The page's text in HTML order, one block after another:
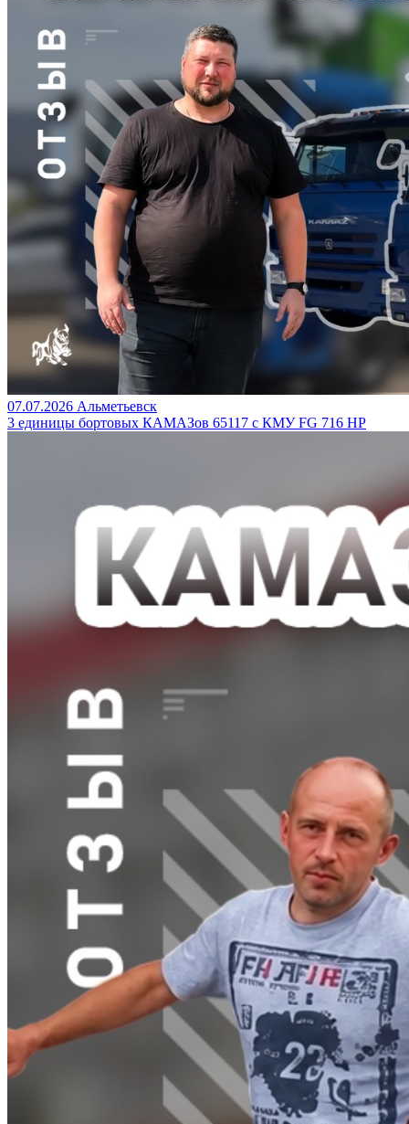
07.07.2026 Альметьевск
3 единицы бортовых КАМАЗов 65117 с КМУ FG 716 HP